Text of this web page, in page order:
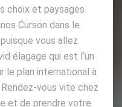
choix et paysages
Curson dans le
vous allez
élagage qui est l’un
le plan international à
vous vite chez
et de prendre votre